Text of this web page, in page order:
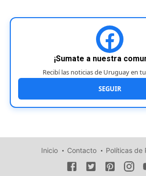
¡Sumate a nuestra
Recibí las noticias de Uruguay en
SEGUIR
Inicio Contacto Políticas de